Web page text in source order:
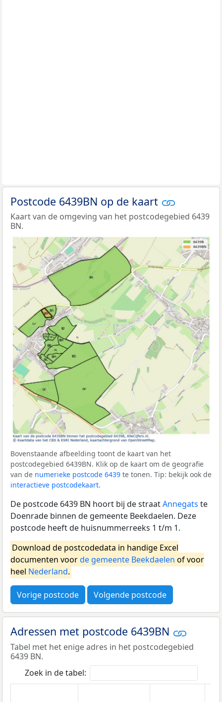
Postcode 6439BN op de kaart
Kaart van de omgeving van het postcodegebied 6439
BN.
Bovenstaande afbeelding toont de kaart van het
postcodegebied 6439BN. Klik op de kaart om de geografie
van de numerieke postcode 6439 te tonen. Tip: bekijk ook de
interactieve postcodekaart.
De postcode 6439 BN hoort bij de straatAnnegats te
Doenrade binnen de gemeente Beekdaelen. Deze
postcode heeft de huisnummerreeks 1 t/m 1.
Download de postcodedata in handige Excel
documenten voorde gemeente Beekdaelen of voor
heel Nederland.
Vorige postcode Volgende postcode
Adressen met postcode 6439BN
Tabel met het enige adres in het postcodegebied
6439 BN.
Zoek in de tabel: